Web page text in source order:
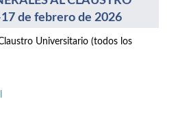
de febrero de 2026
Universitario (todos los